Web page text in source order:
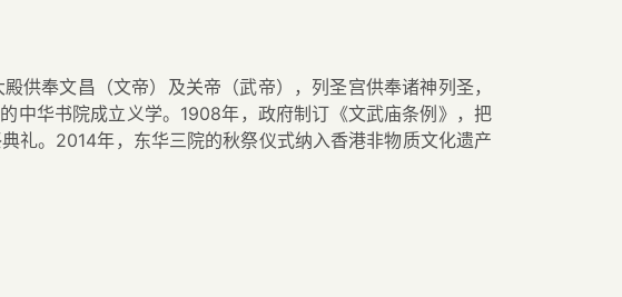
供奉文昌（文帝）及关帝（武帝），列圣宫供奉诸神列圣，
中华书院成立义学。1908年，政府制订《文武庙条例》，把
礼。2014年，东华三院的秋祭仪式纳入香港非物质文化遗产